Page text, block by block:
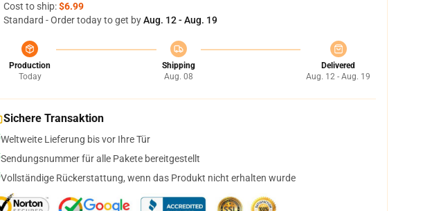
Cost to ship:$6.99
Standard - Order today to get byAug. 12 - Aug. 19
Production
Today
Shipping
Aug. 08
Delivered
Aug. 12 - Aug. 19
Sichere Transaktion
Weltweite Lieferung bis vor Ihre Tür
Sendungsnummer für alle Pakete bereitgestellt
Vollständige Rückerstattung, wenn das Produkt nicht erhalten wurde